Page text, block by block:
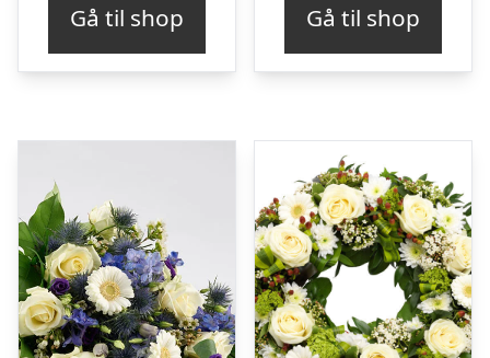
Gå til shop Gå til shop